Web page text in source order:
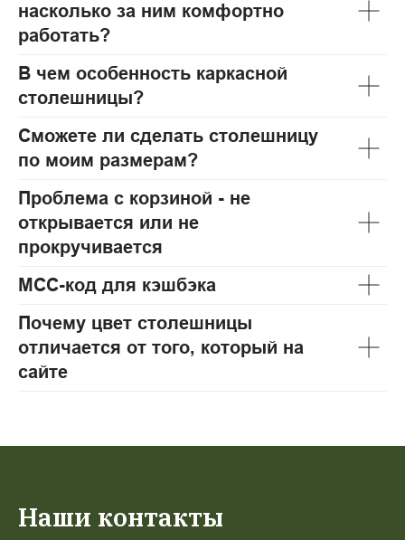
насколько за ним комфортно
работать?
В чем особенность каркасной
столешницы?
Сможете ли сделать столешницу
по моим размерам?
Проблема с корзиной - не
открывается или не
прокручивается
МСС-код для кэшбэка
Почему цвет столешницы
отличается от того, который на
сайте
Наши контакты